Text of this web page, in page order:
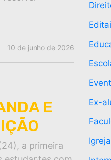
10 de junho de 2026
E
a primeira
Ex-
Igreja